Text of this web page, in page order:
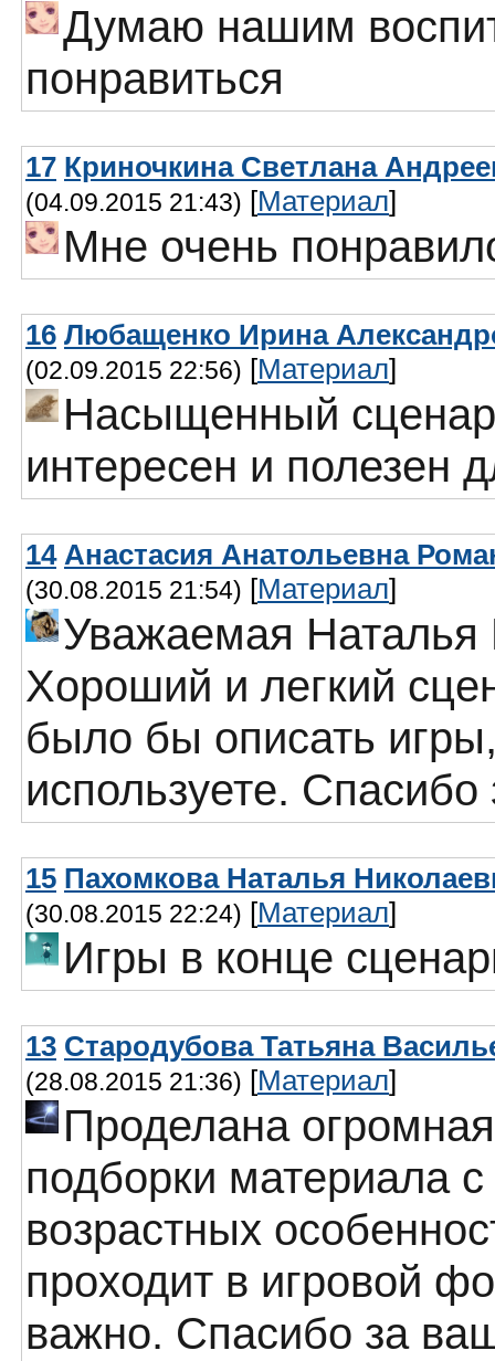
Думаю нашим
понравиться
17 Криночкина Светлана
(04.09.2015 21:43) [Материал]
Мне очень
16 Любащенко Ирина
(02.09.2015 22:56) [Материал]
Насыщенный
интересен и полезен
14 Анастасия Анатольевна
(30.08.2015 21:54) [Материал]
Уважаемая Наталья
Хороший и легкий
было бы описать
используете.
15 Пахомкова Наталья
(30.08.2015 22:24) [Материал]
Игры в конце
13 Стародубова Татьяна
(28.08.2015 21:36) [Материал]
Проделана
подборки материала
возрастных
проходит в игровой
важно. Спасибо за